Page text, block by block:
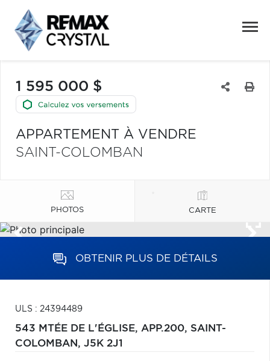
1 595 000 $
APPARTEMENT À VENDRE
SAINT-COLOMBAN
PHOTOS CARTE
OBTENIR PLUS DE DÉTAILS
ULS : 24394489
543 MTÉE DE L'ÉGLISE, APP.200, SAINT-
COLOMBAN, J5K 2J1